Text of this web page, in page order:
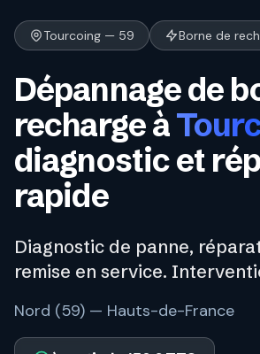
Tourcoing — 59 Borne de
Dépannage de
recharge à
diagnostic et
rapide
Diagnostic de panne,
remise en service.
Nord (59) — Hauts-de-France